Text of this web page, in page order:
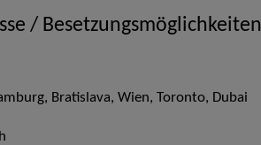
/ Besetzungsmöglichkeiten
Bratislava, Wien, Toronto, Dubai